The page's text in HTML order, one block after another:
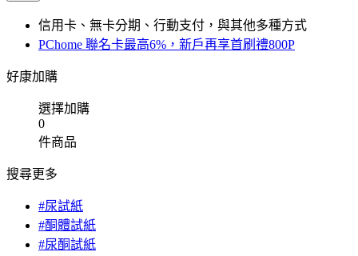
信用卡、無卡分期、行動支付，與其他多種方式
PChome 聯名卡最高6%，新戶再享首刷禮800P
好康加購
選擇加購
0
件商品
搜尋更多
#尿試紙
#酮體試紙
#尿酮試紙